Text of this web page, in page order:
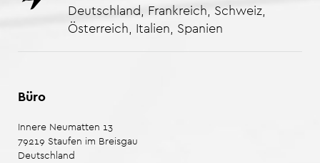
Deutschland, Frankreich, Schweiz,
Österreich, Italien, Spanien
Büro
Innere Neumatten 13
79219 Staufen im Breisgau
Deutschland